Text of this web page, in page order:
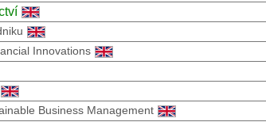
Innovations
Business Management